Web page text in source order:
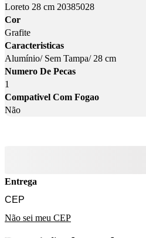
Loreto 28 cm 20385028
Cor
Grafite
Caracteristicas
Alumínio/ Sem Tampa/ 28 cm
Numero De Pecas
1
Compativel Com Fogao
Não
Entrega
Não sei meu CEP